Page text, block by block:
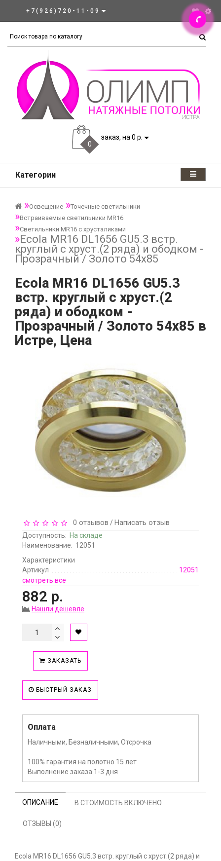
+7(926)720-11-09
0
заказ, на 0 р.
Категории
Освещение
Точечные светильники
Встраиваемые светильники MR16
Светильники MR16 с хрусталиками
Ecola MR16 DL1656 GU5.3 встр.
круглый с хруст.(2 ряда) и ободком -
Прозрачный / Золото 54x85
Ecola MR16 DL1656 GU5.3
встр. круглый с хруст.(2
ряда) и ободком -
Прозрачный / Золото 54x85 в
Истре, Цена
0 отзывов /Написать отзыв
Доступность: На складе
Наименование: 12051
Характеристики
Артикул
12051
смотреть все
882 р.
Нашли дешевле
ЗАКАЗАТЬ
БЫСТРЫЙ ЗАКАЗ
Оплата
Наличными, Безналичными, Отсрочка
100% гарантия на полотно 15 лет
Выполнение заказа 1-3 дня
ОПИСАНИЕ В СТОИМОСТЬ ВКЛЮЧЕНО
ОТЗЫВЫ (0)
Ecola MR16 DL1656 GU5.3 встр. круглый с хруст.(2 ряда) и